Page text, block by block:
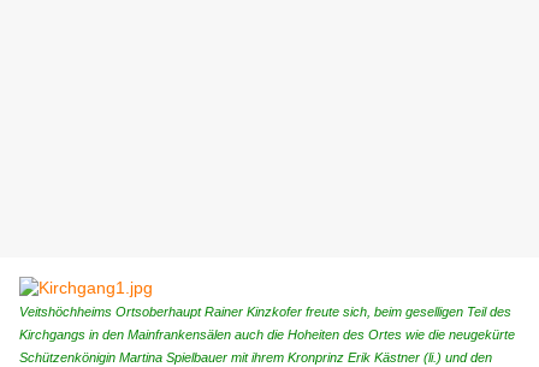
Veitshöchheims Ortsoberhaupt Rainer Kinzkofer freute sich, beim geselligen Teil des
Kirchgangs in den Mainfrankensälen auch die Hoheiten des Ortes wie die neugekürte
Schützenkönigin Martina Spielbauer mit ihrem Kronprinz Erik Kästner (li.) und den